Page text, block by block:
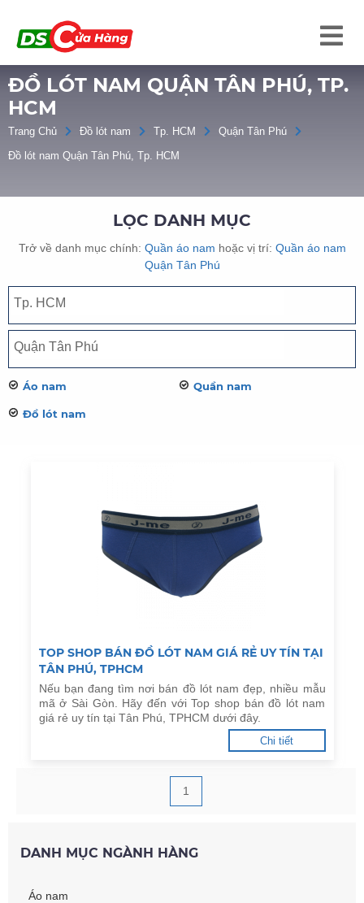
ĐỒ LÓT NAM QUẬN TÂN PHÚ, TP.
HCM
Trang Chủ Đồ lót nam Tp. HCM
Quận Tân Phú
Đồ lót nam Quận Tân Phú, Tp. HCM
LỌC DANH MỤC
Trở về danh mục chính: Quần áo nam hoặc vị trí: Quần áo nam
Quận Tân Phú
Áo nam Quần nam
Đồ lót nam
TOP SHOP BÁN ĐỒ LÓT NAM GIÁ RẺ UY TÍN TẠI
TÂN PHÚ, TPHCM
Nếu bạn đang tìm nơi bán đồ lót nam đẹp, nhiều mẫu
mã ở Sài Gòn. Hãy đến với Top shop bán đồ lót nam
giá rẻ uy tín tại Tân Phú, TPHCM dưới đây.
Chi tiết
1
DANH MỤC NGÀNH HÀNG
Áo nam